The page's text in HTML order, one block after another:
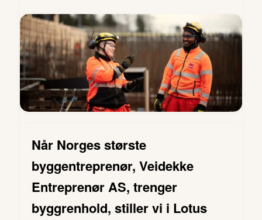
Når Norges største
byggentreprenør, Veidekke
Entreprenør AS, trenger
byggrenhold, stiller vi i Lotus